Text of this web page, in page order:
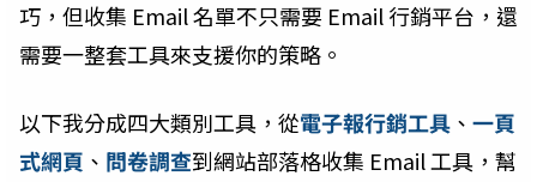
巧，但收集 Email 名單不只需要 Email 行銷平台，還
需要一整套工具來支援你的策略。
以下我分成四大類別工具，從電子報行銷工具 、 一頁
式網頁 、 問卷調查到網站部落格收集 Email 工具，幫